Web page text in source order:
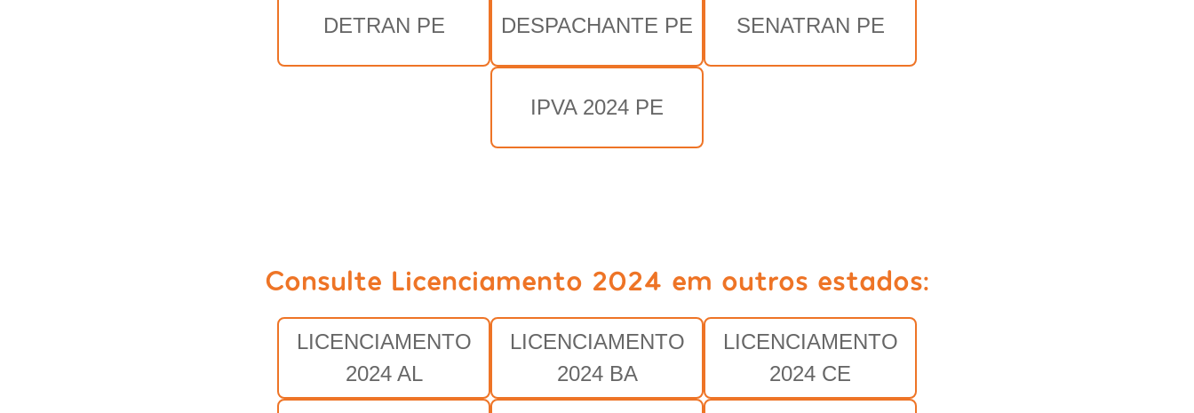
DETRAN PE DESPACHANTE PE SENATRAN PE
IPVA 2024 PE
Consulte Licenciamento 2024 em outros estados:
LICENCIAMENTO
2024 AL
LICENCIAMENTO
2024 BA
LICENCIAMENTO
2024 CE